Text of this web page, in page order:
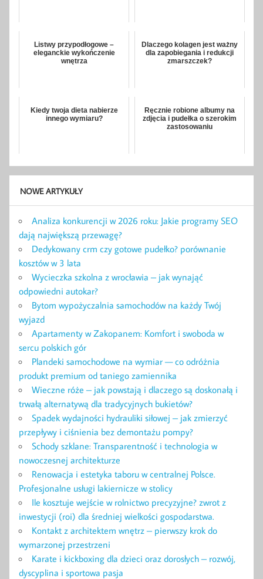
Listwy przypodłogowe –
eleganckie wykończenie
wnętrza
Dlaczego kolagen jest ważny
dla zapobiegania i redukcji
zmarszczek?
Kiedy twoja dieta nabierze
innego wymiaru?
Ręcznie robione albumy na
zdjęcia i pudełka o szerokim
zastosowaniu
NOWE ARTYKUŁY
Analiza konkurencji w 2026 roku: Jakie programy SEO
dają największą przewagę?
Dedykowany crm czy gotowe pudełko? porównanie
kosztów w 3 lata
Wycieczka szkolna z wrocławia – jak wynająć
odpowiedni autokar?
Bytom wypożyczalnia samochodów na każdy Twój
wyjazd
Apartamenty w Zakopanem: Komfort i swoboda w
sercu polskich gór
Plandeki samochodowe na wymiar — co odróżnia
produkt premium od taniego zamiennika
Wieczne róże – jak powstają i dlaczego są doskonałą i
trwałą alternatywą dla tradycyjnych bukietów?
Spadek wydajności hydrauliki siłowej – jak zmierzyć
przepływy i ciśnienia bez demontażu pompy?
Schody szklane: Transparentność i technologia w
nowoczesnej architekturze
Renowacja i estetyka taboru w centralnej Polsce.
Profesjonalne usługi lakiernicze w stolicy
Ile kosztuje wejście w rolnictwo precyzyjne? zwrot z
inwestycji (roi) dla średniej wielkości gospodarstwa.
Kontakt z architektem wnętrz – pierwszy krok do
wymarzonej przestrzeni
Karate i kickboxing dla dzieci oraz dorosłych – rozwój,
dyscyplina i sportowa pasja